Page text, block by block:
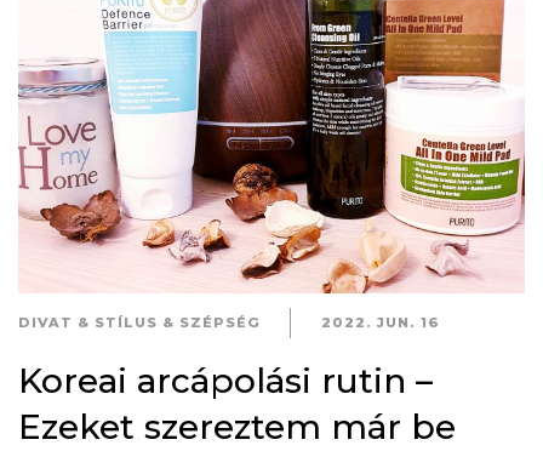
DIVAT & STÍLUS & SZÉPSÉG 2022. JUN. 16
Koreai arcápolási rutin –
Ezeket szereztem már be